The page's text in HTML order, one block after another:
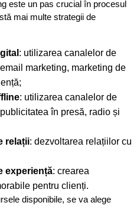
este un pas crucial în procesul
mai multe strategii de
: utilizarea canalelor de
marketing, marketing de
: utilizarea canalelor de
în presă, radio și
relații: dezvoltarea relațiilor cu
experiență: crearea
pentru clienți.
disponibile, se va alege